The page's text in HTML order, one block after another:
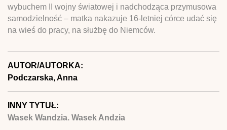
wybuchem II wojny światowej i nadchodząca przymusowa
samodzielność – matka nakazuje 16-letniej córce udać się
na wieś do pracy, na służbę do Niemców.
AUTOR/AUTORKA:
Podczarska, Anna
INNY TYTUŁ:
Wasek Wandzia. Wasek Andzia